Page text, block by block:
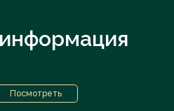
Посмотреть